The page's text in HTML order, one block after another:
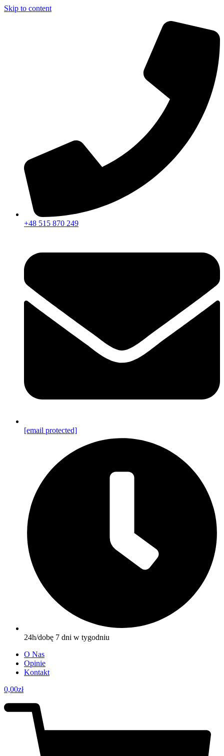
Skip to content
+48 515 870 249
[email protected]
24h/dobę 7 dni w tygodniu
O Nas
Opinie
Kontakt
0,00zł